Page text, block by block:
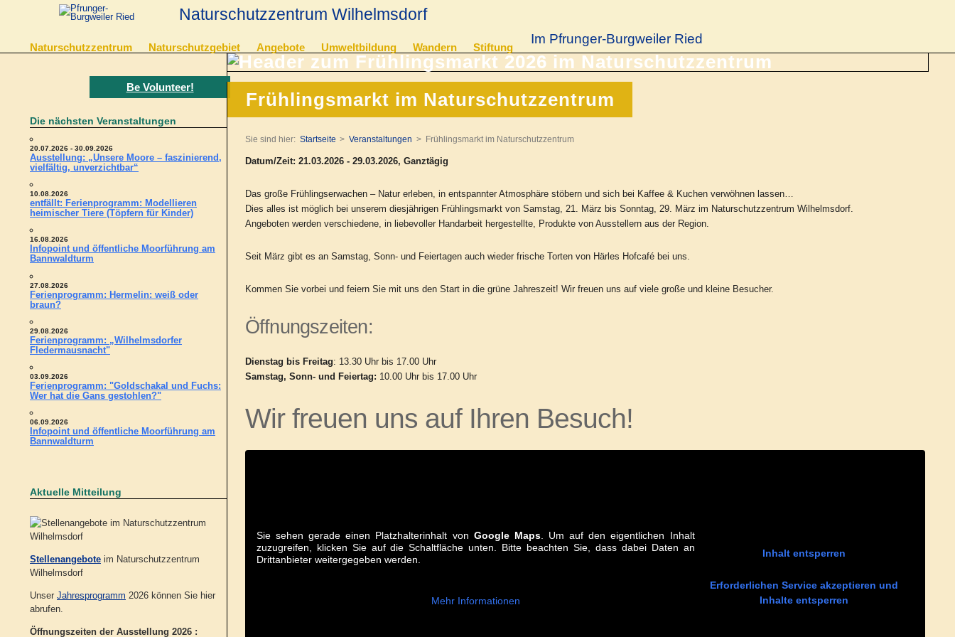
Naturschutzzentrum Wilhelmsdorf
Im Pfrunger-Burgweiler Ried
Naturschutzzentrum Naturschutzgebiet Angebote Umweltbildung Wandern Stiftung
Frühlingsmarkt im Naturschutzzentrum
Sie sind hier: Startseite Veranstaltungen Frühlingsmarkt im Naturschutzzentrum
Datum/Zeit: 21.03.2026 - 29.03.2026, Ganztägig
Das große Frühlingserwachen – Natur erleben, in entspannter Atmosphäre stöbern und sich bei Kaffee & Kuchen verwöhnen lassen…
Dies alles ist möglich bei unserem diesjährigen Frühlingsmarkt von Samstag, 21. März bis Sonntag, 29. März im Naturschutzzentrum Wilhelmsdorf.
Angeboten werden verschiedene, in liebevoller Handarbeit hergestellte, Produkte von Ausstellern aus der Region.
Seit März gibt es an Samstag, Sonn- und Feiertagen auch wieder frische Torten von Härles Hofcafé bei uns.
Kommen Sie vorbei und feiern Sie mit uns den Start in die grüne Jahreszeit! Wir freuen uns auf viele große und kleine Besucher.
Öffnungszeiten:
Dienstag bis Freitag: 13.30 Uhr bis 17.00 Uhr
Samstag, Sonn- und Feiertag: 10.00 Uhr bis 17.00 Uhr
Wir freuen uns auf Ihren Besuch!
Sie sehen gerade einen Platzhalterinhalt von Google Maps. Um auf den eigentlichen Inhalt
zuzugreifen, klicken Sie auf die Schaltfläche unten. Bitte beachten Sie, dass dabei Daten an
Drittanbieter weitergegeben werden.
Mehr Informationen
Inhalt entsperren
Erforderlichen Service akzeptieren und
Inhalte entsperren
Be Volunteer!
Die nächsten Veranstaltungen
20.07.2026 - 30.09.2026
Ausstellung: „Unsere Moore – faszinierend,
vielfältig, unverzichtbar“
10.08.2026
entfällt: Ferienprogramm: Modellieren
heimischer Tiere (Töpfern für Kinder)
16.08.2026
Infopoint und öffentliche Moorführung am
Bannwaldturm
27.08.2026
Ferienprogramm: Hermelin: weiß oder
braun?
29.08.2026
Ferienprogramm: „Wilhelmsdorfer
Fledermausnacht"
03.09.2026
Ferienprogramm: "Goldschakal und Fuchs:
Wer hat die Gans gestohlen?"
06.09.2026
Infopoint und öffentliche Moorführung am
Bannwaldturm
Aktuelle Mitteilung
Stellenangebote im Naturschutzzentrum
Wilhelmsdorf
Unser Jahresprogramm 2026 können Sie hier
abrufen.
Öffnungszeiten der Ausstellung 2026 :